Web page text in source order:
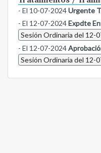
- El 10-07-2024Urgente
- El 12-07-2024Expdte
Sesión Ordinaria del 12-
- El 12-07-2024
Sesión Ordinaria del 12-